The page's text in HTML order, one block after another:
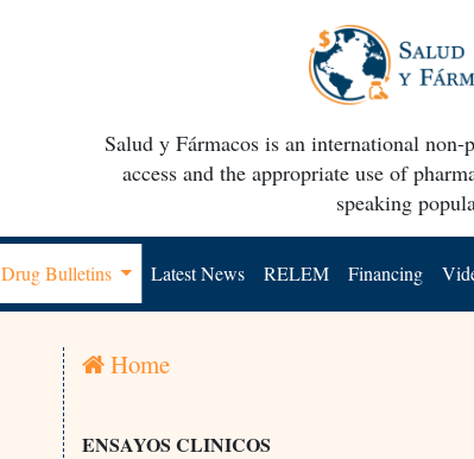
Salud y Fármacos is an international
access and the appropriate use of
speaking
Drug Bulletins Latest News RELEM Financing
Home
ENSAYOS CLINICOS